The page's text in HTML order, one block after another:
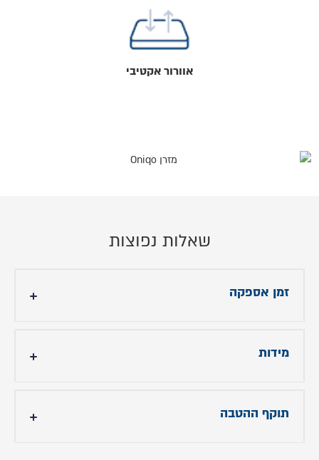
אוורור אקטיבי
שאלות נפוצות
זמן אספקה
מידות
- רוחב מיטה: ללא תוספת לרוחב המזרן הנבחר
תוקף ההטבה